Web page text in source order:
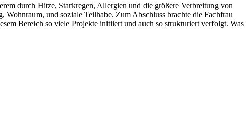
durch Hitze, Starkregen, Allergien und die größere Verbreitung von
und soziale Teilhabe. Zum Abschluss brachte die Fachfrau
Bereich so viele Projekte initiiert und auch so strukturiert verfolgt. Was